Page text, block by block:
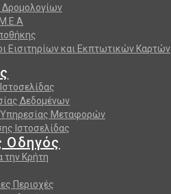
Εισιτηρίων και Εκπτωτικών Καρτών
Δεδομένων
Μεταφορών
Ιστοσελίδας
Οδηγός
την Κρήτη
Περιοχές